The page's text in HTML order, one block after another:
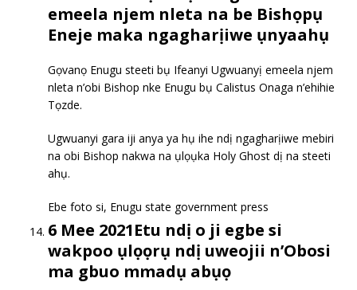
emeela njem nleta na be Bishọpụ
Eneje maka ngagharịiwe ụnyaahụ
Gọvanọ Enugu steeti bụ Ifeanyi Ugwuanyị emeela njem
nleta n’obi Bishop nke Enugu bụ Calistus Onaga n’ehihie
Tọzde.
Ugwuanyi gara iji anya ya hụ ihe ndị ngagharịiwe mebiri
na obi Bishop nakwa na ụlọụka Holy Ghost dị na steeti
ahụ.
Ebe foto si, Enugu state government press
6 Mee 2021Etu ndị o ji egbe si
wakpoo ụlọọrụ ndị uweojii n’Obosi
ma gbuo mmadụ abụọ